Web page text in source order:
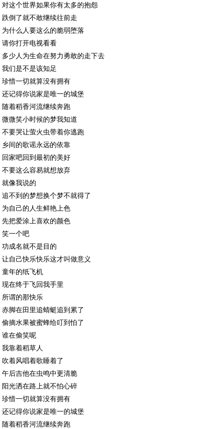
对这个世界如果你有太多的抱怨
跌倒了就不敢继续往前走
为什么人要这么的脆弱堕落
请你打开电视看看
多少人为生命在努力勇敢的走下去
我们是不是该知足
珍惜一切就算没有拥有
还记得你说家是唯一的城堡
随着稻香河流继续奔跑
微微笑小时候的梦我知道
不要哭让萤火虫带着你逃跑
乡间的歌谣永远的依靠
回家吧回到最初的美好
不要这么容易就想放弃
就像我说的
追不到的梦想换个梦不就得了
为自己的人生鲜艳上色
先把爱涂上喜欢的颜色
笑一个吧
功成名就不是目的
让自己快乐快乐这才叫做意义
童年的纸飞机
现在终于飞回我手里
所谓的那快乐
赤脚在田里追蜻蜓追到累了
偷摘水果被蜜蜂给叮到怕了
谁在偷笑呢
我靠着稻草人
吹着风唱着歌睡着了
午后吉他在虫鸣中更清脆
阳光洒在路上就不怕心碎
珍惜一切就算没有拥有
还记得你说家是唯一的城堡
随着稻香河流继续奔跑